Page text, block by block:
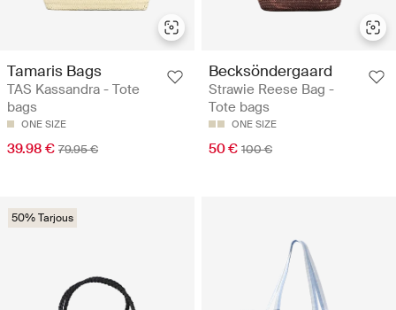
Tamaris Bags
TAS Kassandra - Tote
bags
ONE SIZE
39.98 € 79.95 €
Becksöndergaard
Strawie Reese Bag -
Tote bags
ONE SIZE
50 € 100 €
50% Tarjous